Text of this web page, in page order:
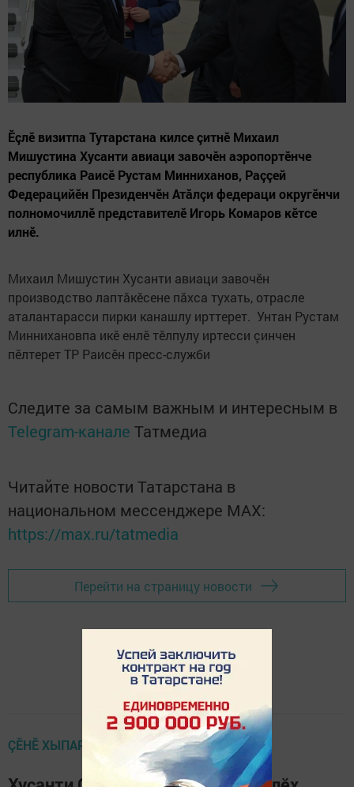
Ӗçлӗ визитпа Тутарстана килсе çитнӗ Михаил
Мишустина Хусанти авиаци завочӗн аэропортӗнче
республика Раисӗ Рустам Минниханов, Раççей
Федерацийӗн Президенчӗн Атăлçи федераци округӗнчи
полномочиллӗ представителӗ Игорь Комаров кӗтсе
илнӗ.
Михаил Мишустин Хусанти авиаци завочӗн
производство лаптăкӗсене пăхса тухать, отрасле
аталантарасси пирки канашлу ирттерет. Унтан Рустам
Миннихановпа икӗ енлӗ тӗлпулу иртесси çинчен
пӗлтерет ТР Раисӗн пресс-служби
Следите за самым важным и интересным в
Telegram-канале Татмедиа
Читайте новости Татарстана в
национальном мессенджере MАХ:
https://max.ru/tatmedia
Перейти на страницу новости
ÇӖНӖ ХЫПАРСЕМ